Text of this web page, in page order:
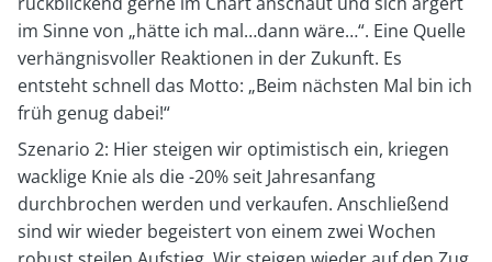
im Sinne von „hätte ich mal…dann wäre…“. Eine Quelle
verhängnisvoller Reaktionen in der Zukunft. Es
entsteht schnell das Motto: „Beim nächsten Mal bin ich
früh genug dabei!“
Szenario 2: Hier steigen wir optimistisch ein, kriegen
wacklige Knie als die -20% seit Jahresanfang
durchbrochen werden und verkaufen. Anschließend
sind wir wieder begeistert von einem zwei Wochen